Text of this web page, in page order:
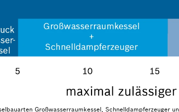
Großwasserraumkessel, Schnelldampferzeuger